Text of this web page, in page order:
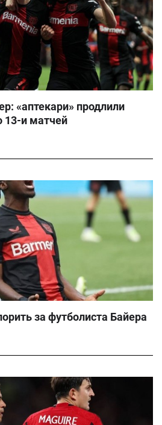
«аптекари» продлили
13-и матчей
за футболиста Байера